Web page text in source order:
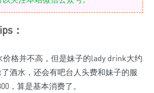
：
价格并不高，但是妹子的lady drink大约
酒水，还会有吧台人头费和妹子的服
，算是基本消费了。